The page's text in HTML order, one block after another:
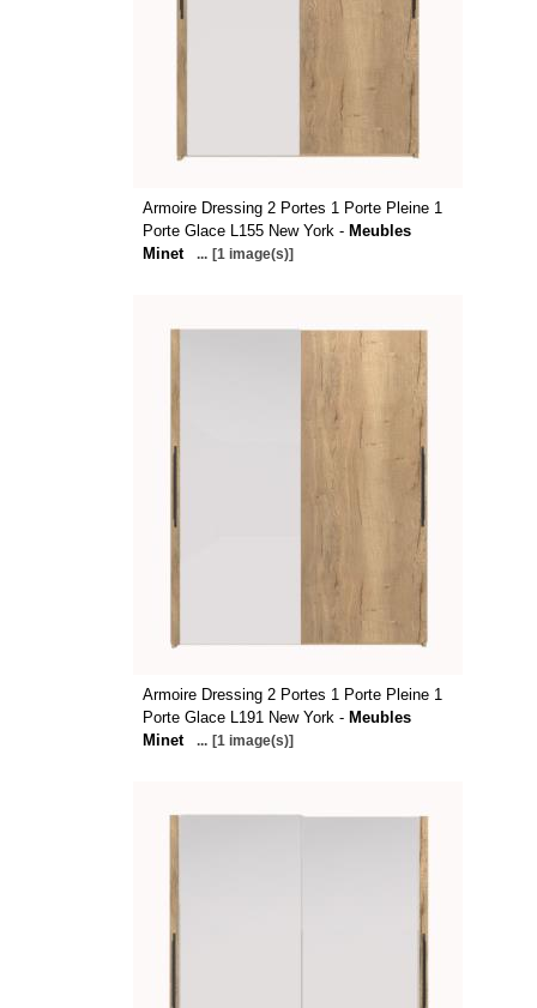
Armoire Dressing 2 Portes 1 Porte Pleine 1
Porte Glace L155 New York - Meubles
Minet
... [1 image(s)]
Armoire Dressing 2 Portes 1 Porte Pleine 1
Porte Glace L191 New York - Meubles
Minet
... [1 image(s)]